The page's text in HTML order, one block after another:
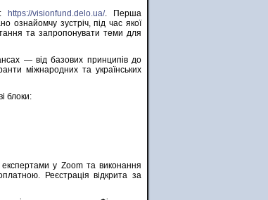
https://visionfund.delo.ua/. Перша
ознайомчу зустріч, під час якої
та запропонувати теми для
— від базових принципів до
міжнародних та українських
блоки:
у Zoom та виконання
Реєстрація відкрита за